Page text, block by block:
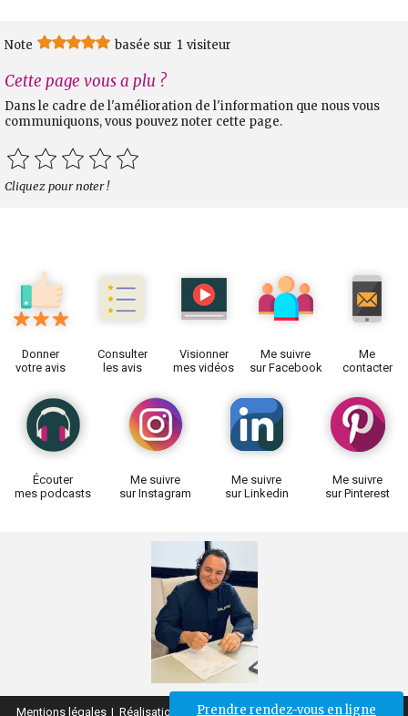
Prendre rendez-vous en ligne
Note basée sur 1 visiteur
Cette page vous a plu ?
Dans le cadre de l'amélioration de l'information que nous vous
communiquons, vous pouvez noter cette page.
Cliquez pour noter !
Donner
votre avis
Consulter
les avis
Visionner
mes vidéos
Me suivre
sur Facebook
Me
contacter
Écouter
mes podcasts
Me suivre
sur Instagram
Me suivre
sur Linkedin
Me suivre
sur Pinterest
Mentions légales Réalisation Esculape Médias Gestion des cookies